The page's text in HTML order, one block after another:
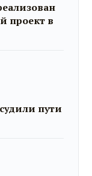
проект в
пути